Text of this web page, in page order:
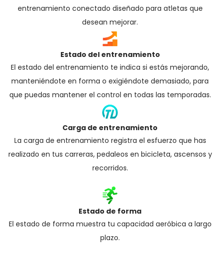
entrenamiento conectado diseñado para atletas que
desean mejorar.
Estado del entrenamiento
El estado del entrenamiento te indica si estás mejorando,
manteniéndote en forma o exigiéndote demasiado, para
que puedas mantener el control en todas las temporadas.
Carga de entrenamiento
La carga de entrenamiento registra el esfuerzo que has
realizado en tus carreras, pedaleos en bicicleta, ascensos y
recorridos.
Estado de forma
El estado de forma muestra tu capacidad aeróbica a largo
plazo.